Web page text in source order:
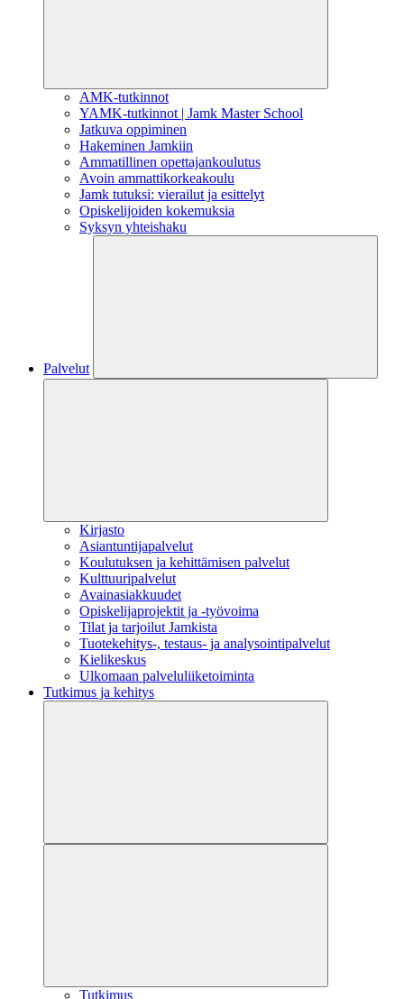
AMK-tutkinnot
YAMK-tutkinnot | Jamk Master School
Jatkuva oppiminen
Hakeminen Jamkiin
Ammatillinen opettajankoulutus
Avoin ammattikorkeakoulu
Jamk tutuksi: vierailut ja esittelyt
Opiskelijoiden kokemuksia
Syksyn yhteishaku
Palvelut
Kirjasto
Asiantuntijapalvelut
Koulutuksen ja kehittämisen palvelut
Kulttuuripalvelut
Avainasiakkuudet
Opiskelijaprojektit​ ja -työvoima
Tilat ja tarjoilut Jamkista
Tuotekehitys-, testaus- ja analysointipalvelut
Kielikeskus
Ulkomaan palveluliiketoiminta
Tutkimus ja kehitys
Tutkimus